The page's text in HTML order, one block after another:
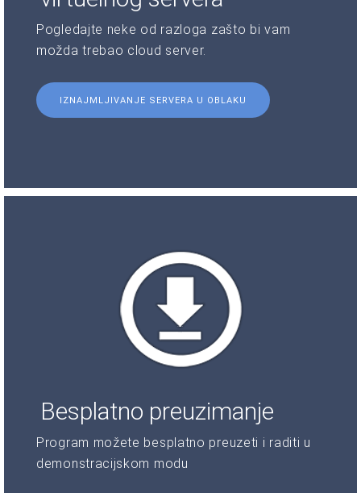
Pogledajte neke od razloga zašto bi vam
možda trebao cloud server.
IZNAJMLJIVANJE SERVERA U OBLAKU
Besplatno preuzimanje
Program možete besplatno preuzeti i raditi u
demonstracijskom modu